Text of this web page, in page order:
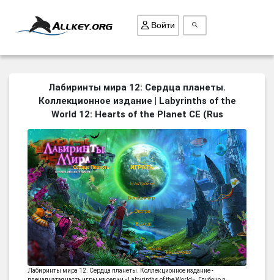
ВСЕ ИГРЫ
ПОИСК ПРЕДМЕТОВ
БИЗНЕС
ТРИ-В-РЯД
СТРАТЕГИИ
СТРЕЛЯЛКИ
КВЕСТ
КАК СКАЧАТЬ
НОВОСТИ
Войти
Лабиринты мира 12: Сердца планеты.
Коллекционное издание | Labyrinths of the
World 12: Hearts of the Planet CE (Rus
Лабиринты мира 12. Сердца планеты. Коллекционное издание -